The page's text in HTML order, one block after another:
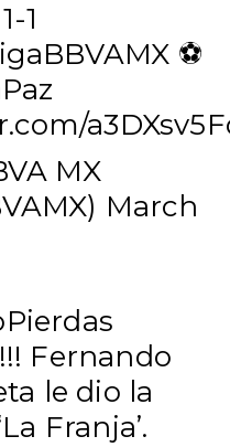
1
⚽
MX
March
Fernando
le dio la
Franja’.